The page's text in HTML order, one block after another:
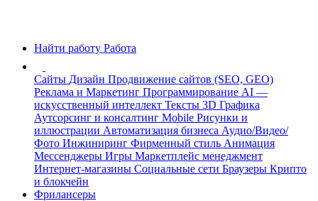
Найти работу Работа
Сайты Дизайн Продвижение сайтов (SEO, GEO)
Реклама и Маркетинг Программирование AI —
искусственный интеллект Тексты 3D Графика
Аутсорсинг и консалтинг Mobile Рисунки и
иллюстрации Автоматизация бизнеса Аудио/Видео/
Фото Инжиниринг Фирменный стиль Анимация
Мессенджеры Игры Маркетплейс менеджмент
Интернет-магазины Социальные сети Браузеры Крипто
и блокчейн
Фрилансеры